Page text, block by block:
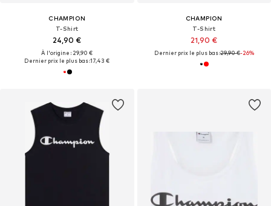
CHAMPION
T-Shirt
24,90 €
À l'origine : 29,90 €
Dernier prix le plus bas :17,43 €
CHAMPION
T-Shirt
21,90 €
Dernier prix le plus bas :29,90 €-26%